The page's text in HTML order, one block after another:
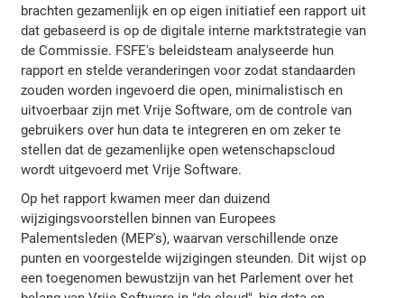
brachten gezamenlijk en op eigen initiatief een rapport uit
dat gebaseerd is op de digitale interne marktstrategie van
de Commissie. FSFE's beleidsteam analyseerde hun
rapport en stelde veranderingen voor zodat standaarden
zouden worden ingevoerd die open, minimalistisch en
uitvoerbaar zijn met Vrije Software, om de controle van
gebruikers over hun data te integreren en om zeker te
stellen dat de gezamenlijke open wetenschapscloud
wordt uitgevoerd met Vrije Software.
Op het rapport kwamen meer dan duizend
wijzigingsvoorstellen binnen van Europees
Palementsleden (MEP's), waarvan verschillende onze
punten en voorgestelde wijzigingen steunden. Dit wijst op
een toegenomen bewustzijn van het Parlement over het